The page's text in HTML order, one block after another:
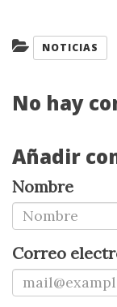
Categorías:
NOTICIAS
No hay
Añadir
Nombre
Correo